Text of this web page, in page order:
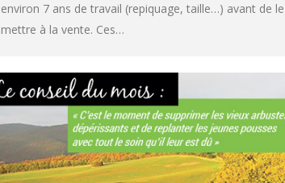
environ 7 ans de travail (repiquage, taille…) avant de le
mettre à la vente. Ces…